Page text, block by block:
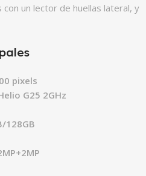
un lector de huellas lateral, y
pixels
G25 2GHz
128GB